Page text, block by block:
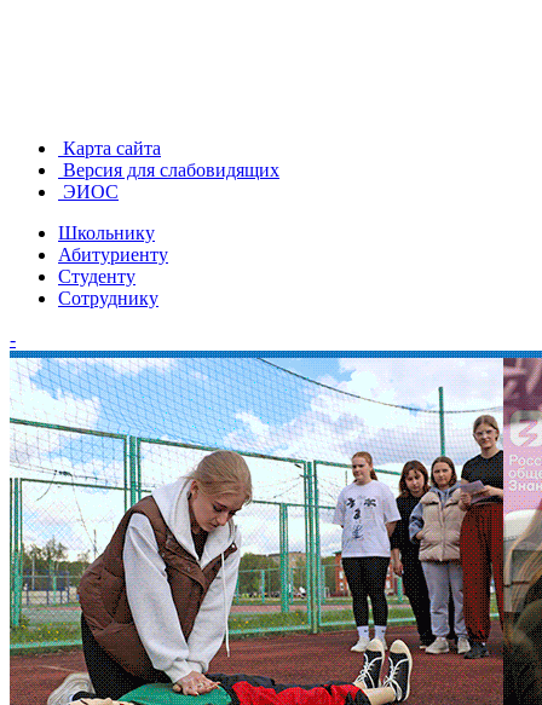
Карта сайта
Версия для слабовидящих
ЭИОС
Школьнику
Абитуриенту
Студенту
Сотруднику
-